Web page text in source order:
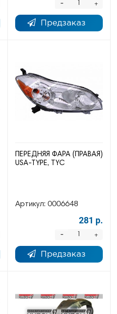
+
-
Предзаказ
ПЕРЕДНЯЯ ФАРА (ПРАВАЯ)
USA-TYPE, TYC
Артикул: 0006648
281 р.
+
-
Предзаказ